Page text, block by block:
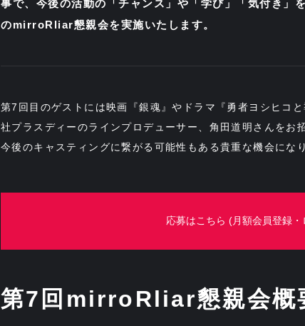
事で、今後の活動の「チャンス」や「学び」「気付き」
のmirroRliar懇親会を実施いたします。
第7回目のゲストには映画『銀魂』やドラマ『勇者ヨシヒコ
社プラスディーのラインプロデューサー、角田道明さんをお
今後のキャスティングに繋がる可能性もある貴重な機会にな
応募はこちら (月額会員登録
第7回mirroRliar懇親会概